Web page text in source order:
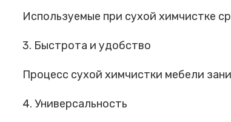
Используемые при сухой химчистке
3. Быстрота и удобство
Процесс сухой химчистки мебели
4. Универсальность